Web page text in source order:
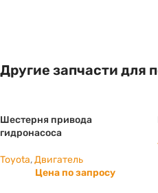
Другие запчасти для
Шестерня привода
гидронасоса
Toyota,Двигатель
Цена по запросу